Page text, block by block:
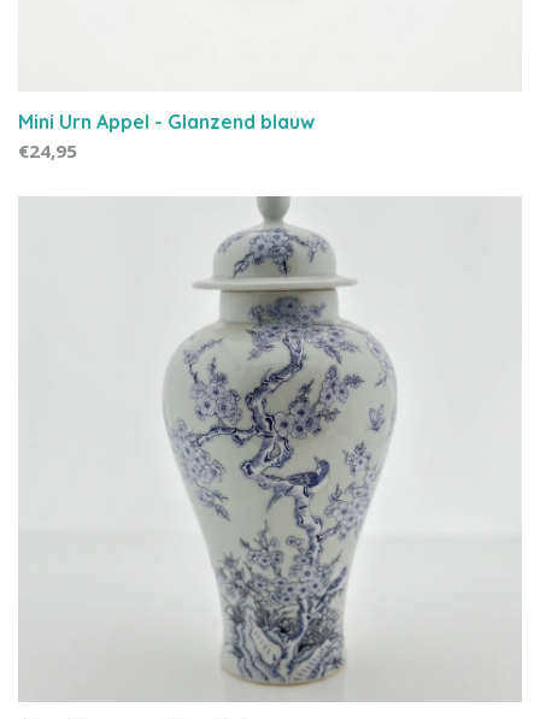
Mini Urn Appel - Glanzend blauw
€24,95